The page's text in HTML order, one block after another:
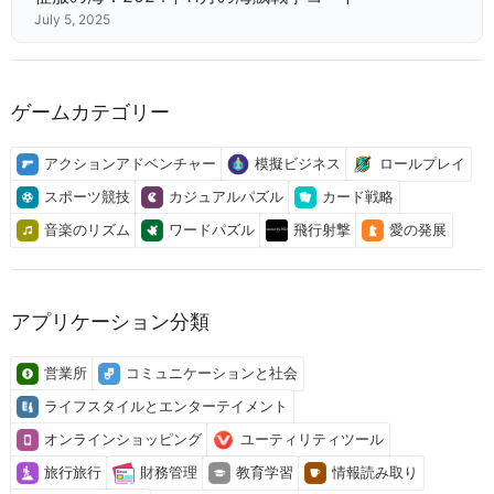
July 5, 2025
ゲームカテゴリー
アクションアドベンチャー 模擬ビジネス
ロールプレイ
スポーツ競技
カジュアルパズル
カード戦略
音楽のリズム
ワードパズル 飛行射撃 愛の発展
アプリケーション分類
営業所
コミュニケーションと社会
ライフスタイルとエンターテイメント
オンラインショッピング
ユーティリティツール
旅行旅行
財務管理 教育学習 情報読み取り